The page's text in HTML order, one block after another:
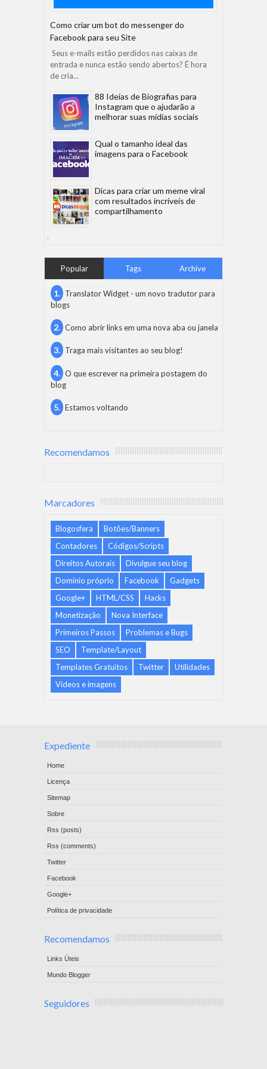
Como criar um bot do messenger do
Facebook para seu Site
Seus e-mails estão perdidos nas caixas de
entrada e nunca estão sendo abertos? É hora
de cria...
88 Ideias de Biografias para
Instagram que o ajudarão a
melhorar suas mídias sociais
Qual o tamanho ideal das
imagens para o Facebook
Dicas para criar um meme viral
com resultados incríveis de
compartilhamento
Popular Tags Archive
Translator Widget - um novo tradutor para
blogs
Como abrir links em uma nova aba ou janela
Traga mais visitantes ao seu blog!
O que escrever na primeira postagem do
blog
Estamos voltando
Recomendamos
Marcadores
Blogosfera
Botões/Banners
Contadores
Códigos/Scripts
Direitos Autorais
Divulgue seu blog
Domínio próprio
Facebook
Gadgets
Google+
HTML/CSS
Hacks
Monetização
Nova Interface
Primeiros Passos
Problemas e Bugs
SEO
Template/Layout
Templates Gratuitos
Twitter
Utilidades
Vídeos e imagens
Expediente
Home
Licença
Sitemap
Sobre
Rss (posts)
Rss (comments)
Twitter
Facebook
Google+
Política de privacidade
Recomendamos
Links Úteis
Mundo Blogger
Seguidores